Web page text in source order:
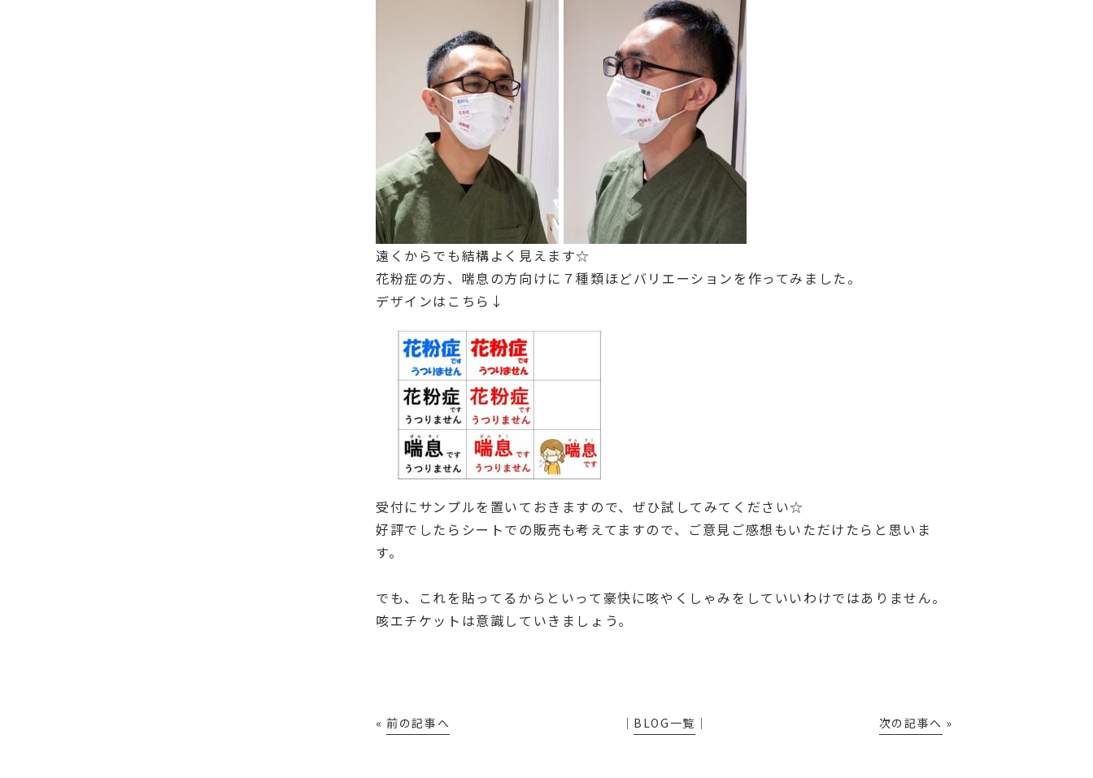
遠くからでも結構よく見えます☆
花粉症の方、喘息の方向けに７種類ほどバリエーションを作ってみました。
デザインはこちら↓
受付にサンプルを置いておきますので、ぜひ試してみてください☆
好評でしたらシートでの販売も考えてますので、ご意見ご感想もいただけたらと思いま
す。
でも、これを貼ってるからといって豪快に咳やくしゃみをしていいわけではありません。
咳エチケットは意識していきましょう。
« 前の記事へ │ BLOG一覧 │ 次の記事へ »